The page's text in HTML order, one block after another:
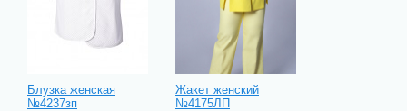
Блузка женская
№4237зп
Жакет женский
№4175ЛП